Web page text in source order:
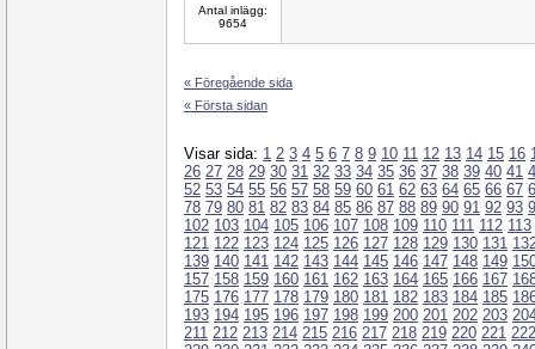
Antal inlägg:
9654
« Föregående sida
« Första sidan
Visar sida: 1 2 3 4 5 6 7 8 9 10 11 12 13 14 15 16
26 27 28 29 30 31 32 33 34 35 36 37 38 39 40 41
52 53 54 55 56 57 58 59 60 61 62 63 64 65 66 67
78 79 80 81 82 83 84 85 86 87 88 89 90 91 92 93
102 103 104 105 106 107 108 109 110 111 112 113
121 122 123 124 125 126 127 128 129 130 131
139 140 141 142 143 144 145 146 147 148 149
157 158 159 160 161 162 163 164 165 166 167
175 176 177 178 179 180 181 182 183 184 185
193 194 195 196 197 198 199 200 201 202 203
211 212 213 214 215 216 217 218 219 220 221 222